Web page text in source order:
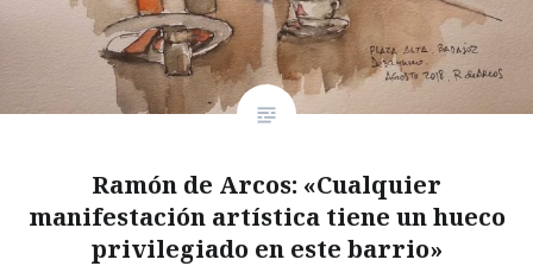
Ramón de Arcos: «Cualquier
manifestación artística tiene un hueco
privilegiado en este barrio»